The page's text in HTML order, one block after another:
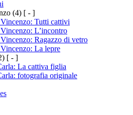
(4) [ - ]
Tutti cattivi
L’incontro
Ragazzo di vetro
La lepre
[ - ]
La cattiva figlia
fotografia originale